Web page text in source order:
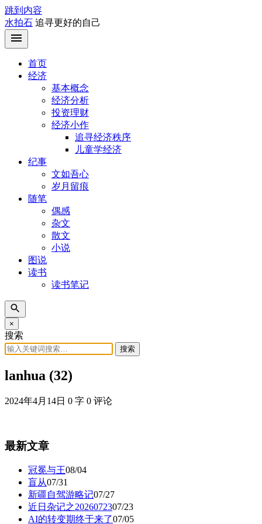
跳到内容
水拍石 追寻更好的自己
首页
经济
基本概念
经济分析
投资理财
经济小作
追寻经济秩序
儿童学经济
纪事
文如吾心
岁月留痕
随笔
偶感
杂文
散文
小说
图说
读书
读书笔记
×
搜索
搜索
lanhua (32)
2024年4月14日 0 字 0 评论
最新文章
冠冕与王08/04
盲从07/31
新疆自驾游略记07/27
近日杂记之2026072307/23
AI的转变期终于来了07/05